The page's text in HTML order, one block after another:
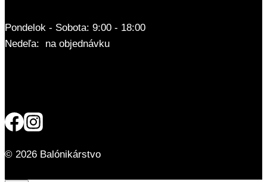
Pondelok - Sobota: 9:00 - 18:00
Nedeľa: na objednávku
© 2026 Balónikárstvo